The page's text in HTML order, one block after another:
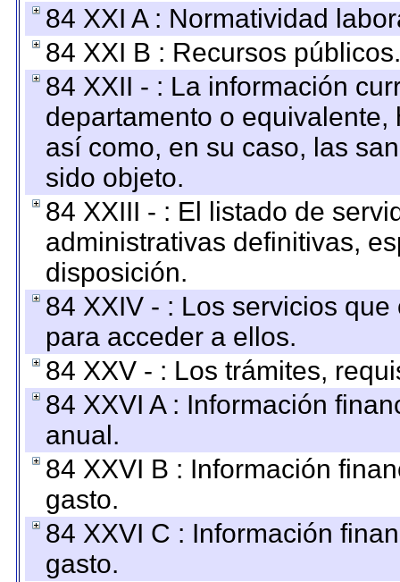
84 XXI A : Normatividad
84 XXI B : Recursos públicos.
84 XXII - : La información
departamento o
así como, en su caso, las
sido objeto.
84 XXIII - : El listado de
administrativas definitivas,
disposición.
84 XXIV - : Los servicios
para acceder a ellos.
84 XXV - : Los trámites,
84 XXVI A : Información
anual.
84 XXVI B : Información
gasto.
84 XXVI C : Información
gasto.